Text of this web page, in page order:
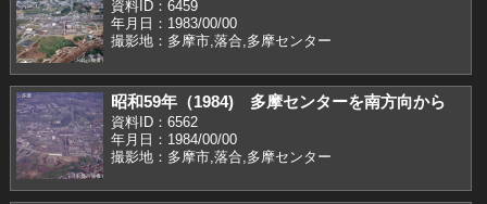
資料ID：6459
年月日：1983/00/00
撮影地：多摩市,落合,多摩センター
昭和59年（1984) 多摩センターを南方向から
資料ID：6562
年月日：1984/00/00
撮影地：多摩市,落合,多摩センター